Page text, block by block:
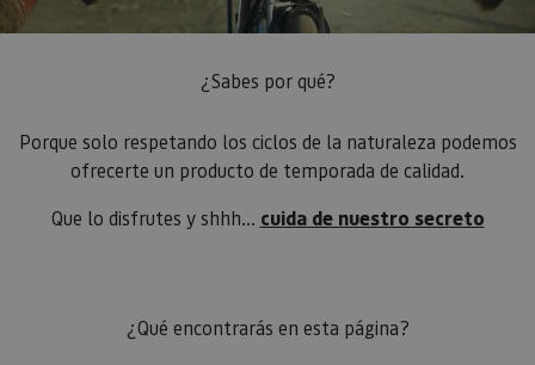
¿Sabes por qué?
Porque solo respetando los ciclos de la naturaleza podemos
ofrecerte un producto de temporada de calidad.
Que lo disfrutes y shhh... cuida de nuestro secreto
¿Qué encontrarás en esta página?